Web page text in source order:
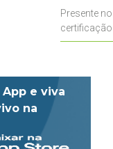
Presente
App e viva
na